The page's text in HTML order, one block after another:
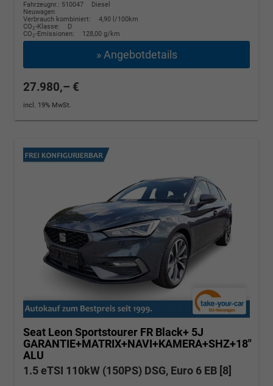
Fahrzeugnr.: 510047
Diesel
Neuwagen
Verbrauch kombiniert:
4,90 l/100km
CO2-Klasse:
D
CO2-Emissionen: 128,00 g/km
» Angebotdetails
27.980,– €
incl. 19% MwSt.
Seat Leon Sportstourer FR Black+ 5J
GARANTIE+MATRIX+NAVI+KAMERA+SHZ+18"
ALU
1.5 eTSI 110kW (150PS) DSG, Euro 6 EB [8]